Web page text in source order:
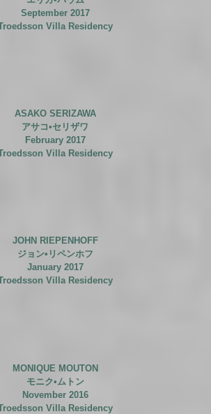
September 2017
Villa Residency
ASAKO SERIZAWA
アサコ•セリザワ
February 2017
Villa Residency
JOHN RIEPENHOFF
ジョン•リペンホフ
January 2017
Villa Residency
MONIQUE MOUTON
モニク•ムトン
November 2016
Villa Residency